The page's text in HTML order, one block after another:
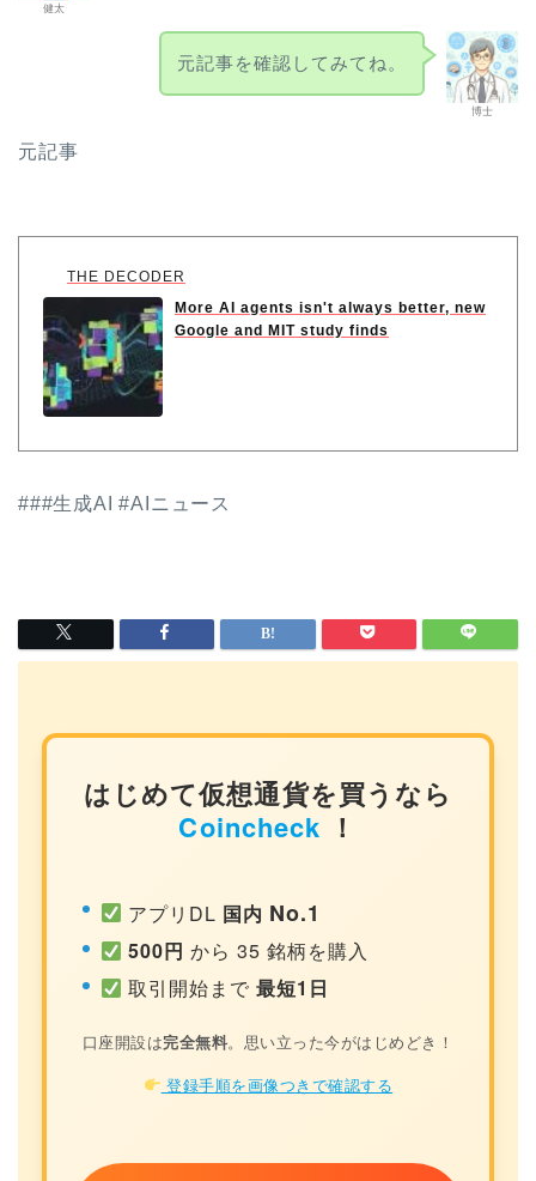
健太
博士
元記事を確認してみてね。
元記事
THE DECODER
More AI agents isn't always better, new
Google and MIT study finds
###生成AI #AIニュース
はじめて仮想通貨を買うなら
Coincheck ！
アプリDL 国内 No.1
500円 から 35 銘柄を購入
取引開始まで最短1日
口座開設は完全無料。思い立った今がはじめどき！
登録手順を画像つきで確認する